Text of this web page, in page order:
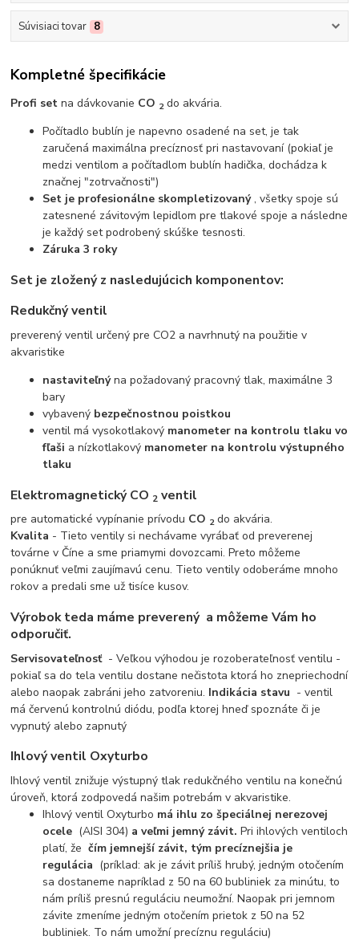
Súvisiaci tovar 8
Kompletné špecifikácie
Profi set na dávkovanie CO 2 do akvária.
Počítadlo bublín je napevno osadené na set, je tak
zaručená maximálna precíznosť pri nastavovaní (pokiaľ je
medzi ventilom a počítadlom bublín hadička, dochádza k
značnej "zotrvačnosti")
Set je profesionálne skompletizovaný, všetky spoje sú
zatesnené závitovým lepidlom pre tlakové spoje a následne
je každý set podrobený skúške tesnosti.
Záruka 3 roky
Set je zložený z nasledujúcich komponentov:
Redukčný ventil
preverený ventil určený pre CO2 a navrhnutý na použitie v
akvaristike
nastaviteľnýna požadovaný pracovný tlak, maximálne 3
bary
vybavený bezpečnostnou poistkou
ventil má vysokotlakový manometer na kontrolu tlaku vo
fľaši a nízkotlakový manometer na kontrolu výstupného
tlaku
ElektromagnetickýCO 2 ventil
pre automatické vypínanie prívodu CO 2 do akvária.
Kvalita - Tieto ventily si nechávame vyrábať od preverenej
továrne v Číne a sme priamymi dovozcami. Preto môžeme
ponúknuť veľmi zaujímavú cenu. Tieto ventily odoberáme mnoho
rokov a predali sme už tisíce kusov.
Výrobok teda máme preverenýa môžeme Vám ho
odporučiť.
Servisovateľnosť- Veľkou výhodou je rozoberateľnosť ventilu -
pokiaľ sa do tela ventilu dostane nečistota ktorá ho znepriechodní
alebo naopak zabráni jeho zatvoreniu. Indikácia stavu - ventil
má červenú kontrolnú diódu, podľa ktorej hneď spoznáte či je
vypnutý alebo zapnutý
Ihlový ventil Oxyturbo
Ihlový ventil znižuje výstupný tlak redukčného ventilu na konečnú
úroveň, ktorá zodpovedá našim potrebám v akvaristike.
Ihlový ventil Oxyturbo má ihlu zo špeciálnej nerezovej
ocele (AISI 304) a veľmi jemný závit.Pri ihlových ventiloch
platí, žečím jemnejší závit, tým precíznejšia je
regulácia (príklad: ak je závit príliš hrubý, jedným otočením
sa dostaneme napríklad z 50 na 60 bubliniek za minútu, to
nám príliš presnú reguláciu neumožní. Naopak pri jemnom
závite zmeníme jedným otočením prietok z 50 na 52
bubliniek. To nám umožní precíznu reguláciu)